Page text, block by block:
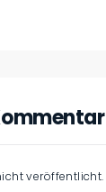
veröffentlicht.